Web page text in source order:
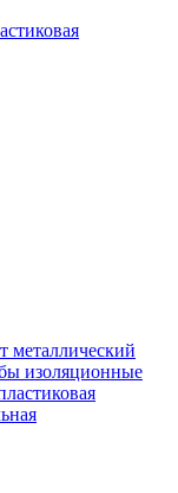
металлический
изоляционные